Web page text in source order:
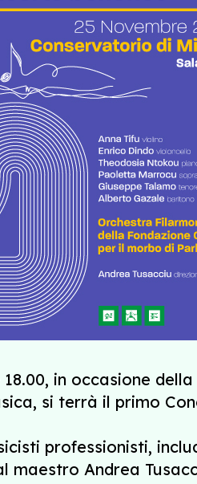
in occasione
si terrà il primo
professionisti,
maestro Andrea